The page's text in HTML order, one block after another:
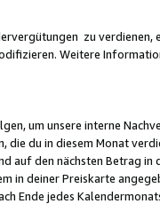
zu verdienen,
Weitere
um unsere interne
die du in diesem Monat
auf den nächsten Betrag in
in deiner Preiskarte
Ende jedes